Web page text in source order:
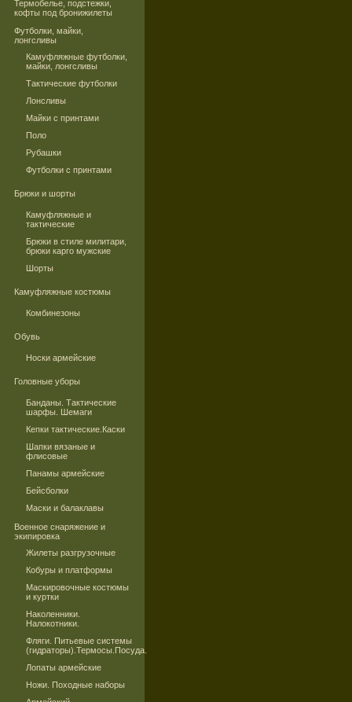
Термобелье, подстежки,
кофты под бронижилеты
Футболки, майки,
лонгсливы
Камуфляжные футболки,
майки, лонгсливы
Тактические футболки
Лонсливы
Майки с принтами
Поло
Рубашки
Футболки с принтами
Брюки и шорты
Камуфляжные и
тактические
Брюки в стиле милитари,
брюки карго мужские
Шорты
Камуфляжные костюмы
Комбинезоны
Обувь
Носки армейские
Головные уборы
Банданы. Тактические
шарфы. Шемаги
Кепки тактические.Каски
Шапки вязаные и
флисовые
Панамы армейские
Бейсболки
Маски и балаклавы
Военное снаряжение и
экипировка
Жилеты разгрузочные
Кобуры и платформы
Маскировочные костюмы
и куртки
Наколенники.
Налокотники.
Фляги. Питьевые системы
(гидраторы).Термосы.Посуда.
Лопаты армейские
Ножи. Походные наборы